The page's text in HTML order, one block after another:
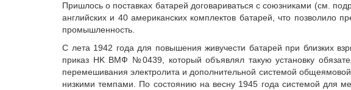
Пришлось о поставках батарей договариваться с союзниками (см.
английских и 40 американских комплектов батарей, что позволило
промышленность.
С лета 1942 года для повышения живучести батарей при близких
приказ HK ВМФ №0439, который объявлял такую установку
перемешивания электролита и дополнительной системой
низкими темпами. По состоянию на весну 1945 года системой для